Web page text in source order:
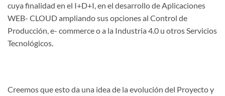
cuya finalidad en el I+D+I, en el desarrollo de Aplicaciones
WEB- CLOUD ampliando sus opciones al Control de
Producción, e- commerce o a la Industria 4.0 u otros Servicios
Tecnológicos.
Creemos que esto da una idea de la evolución del Proyecto y